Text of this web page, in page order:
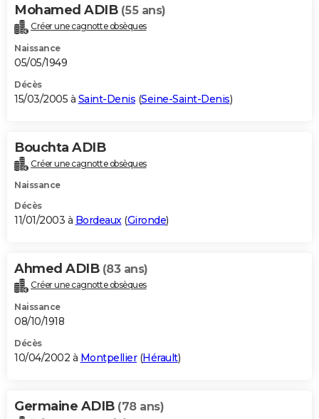
Mohamed ADIB (55 ans)
Créer une cagnotte obsèques
Naissance
05/05/1949
Décès
15/03/2005 à Saint-Denis (Seine-Saint-Denis)
Bouchta ADIB
Créer une cagnotte obsèques
Naissance
Décès
11/01/2003 à Bordeaux(Gironde)
Ahmed ADIB (83 ans)
Créer une cagnotte obsèques
Naissance
08/10/1918
Décès
10/04/2002 à Montpellier(Hérault)
Germaine ADIB (78 ans)